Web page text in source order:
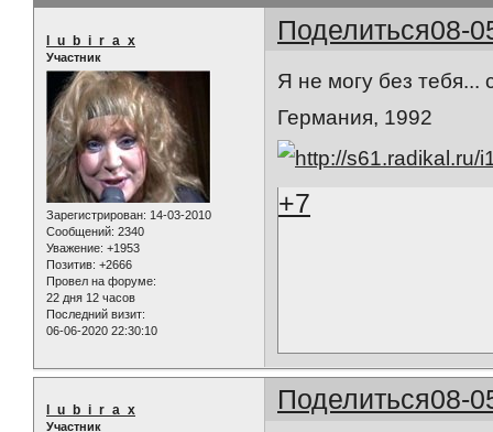
Поделиться08-
l_u_b_i_r_a_x
Участник
Зарегистрирован: 14-03-2010
Сообщений: 2340
Уважение: +1953
Позитив: +2666
Провел на форуме:
22 дня 12 часов
Последний визит:
06-06-2020 22:30:10
Я не могу без
Германия, 1992
+7
Поделиться08-
l_u_b_i_r_a_x
Участник